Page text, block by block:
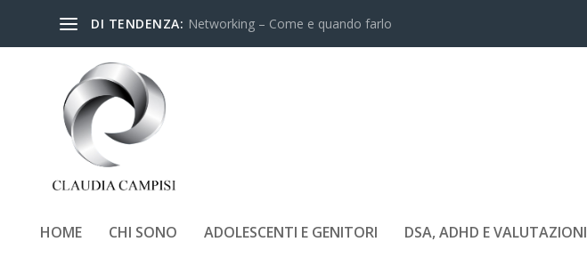
DI TENDENZA: Networking – Come e quando farlo
HOME CHI SONO ADOLESCENTI E GENITORI DSA, ADHD E VALUTAZIONI